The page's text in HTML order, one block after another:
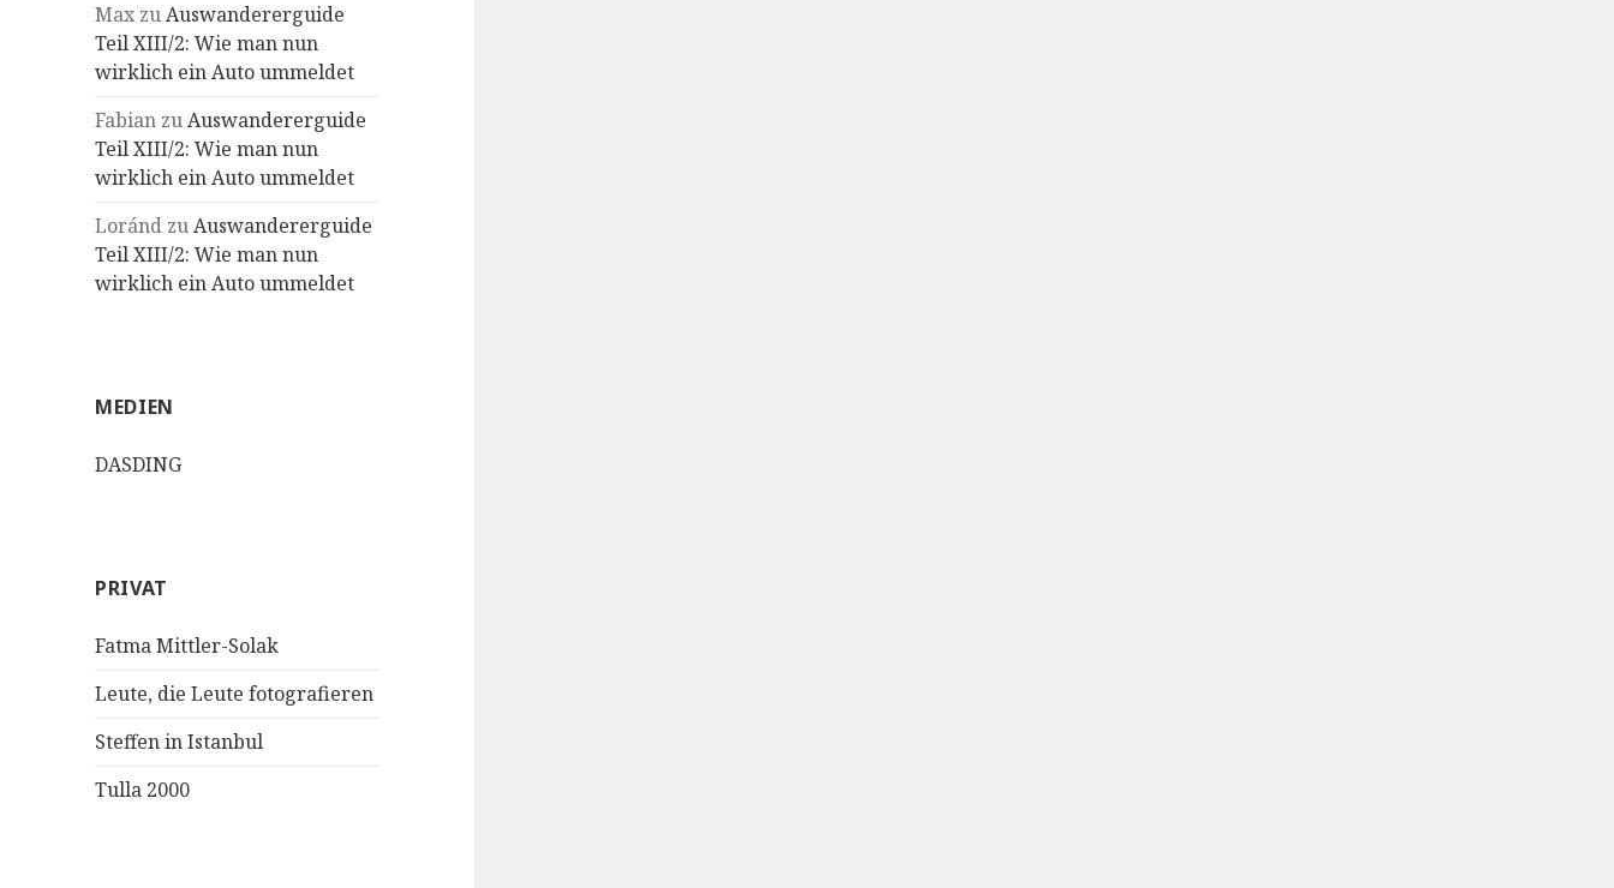
Max zuAuswandererguide
Teil XIII/2: Wie man nun
wirklich ein Auto ummeldet
Fabian zuAuswandererguide
Teil XIII/2: Wie man nun
wirklich ein Auto ummeldet
Loránd zuAuswandererguide
Teil XIII/2: Wie man nun
wirklich ein Auto ummeldet
MEDIEN
DASDING
PRIVAT
Fatma Mittler-Solak
Leute, die Leute fotografieren
Steffen in Istanbul
Tulla 2000